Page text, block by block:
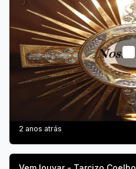
2 anos atrás